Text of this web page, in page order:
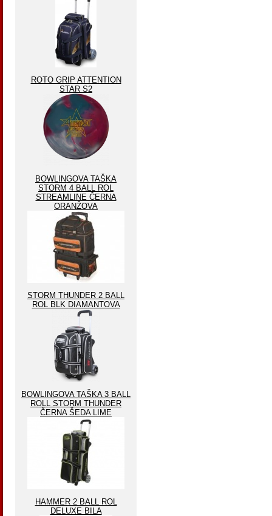
ROTO GRIP ATTENTION
STAR S2
BOWLINGOVA TAŠKA
STORM 4 BALL ROL
STREAMLINE ČERNA
ORANŽOVA
STORM THUNDER 2 BALL
ROL BLK DIAMANTOVA
BOWLINGOVA TAŠKA 3 BALL
ROLL STORM THUNDER
ČERNA ŠEDA LIME
HAMMER 2 BALL ROL
DELUXE BILA